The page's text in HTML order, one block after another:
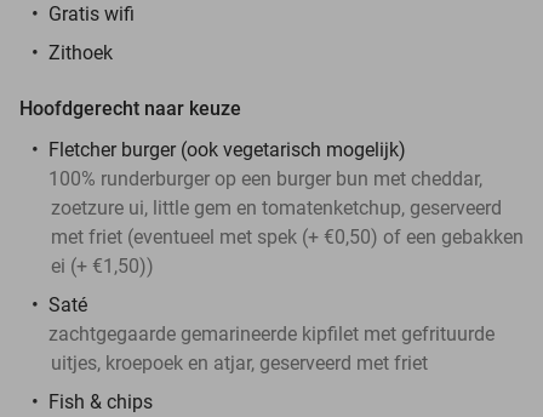
Gratis wifi
Zithoek
Hoofdgerecht naar keuze
Fletcher burger (ook vegetarisch mogelijk)
100% runderburger op een burger bun met cheddar,
zoetzure ui, little gem en tomatenketchup, geserveerd
met friet (eventueel met spek (+ €0,50) of een gebakken
ei (+ €1,50))
Saté
zachtgegaarde gemarineerde kipfilet met gefrituurde
uitjes, kroepoek en atjar, geserveerd met friet
Fish & chips